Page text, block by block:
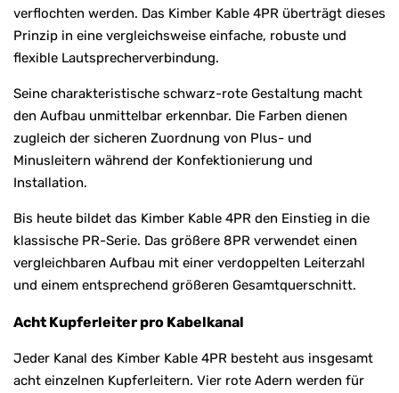
verflochten werden. Das Kimber Kable 4PR überträgt dieses
Prinzip in eine vergleichsweise einfache, robuste und
flexible Lautsprecherverbindung.
Seine charakteristische schwarz-rote Gestaltung macht
den Aufbau unmittelbar erkennbar. Die Farben dienen
zugleich der sicheren Zuordnung von Plus- und
Minusleitern während der Konfektionierung und
Installation.
Bis heute bildet das Kimber Kable 4PR den Einstieg in die
klassische PR-Serie. Das größere 8PR verwendet einen
vergleichbaren Aufbau mit einer verdoppelten Leiterzahl
und einem entsprechend größeren Gesamtquerschnitt.
Acht Kupferleiter pro Kabelkanal
Jeder Kanal des Kimber Kable 4PR besteht aus insgesamt
acht einzelnen Kupferleitern. Vier rote Adern werden für